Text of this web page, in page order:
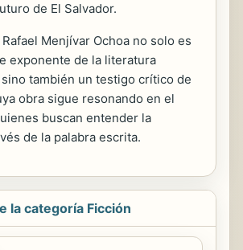
de El Salvador.
Menjívar Ochoa no solo es
exponente de la literatura
también un testigo crítico de
obra sigue resonando en el
buscan entender la
de la palabra escrita.
la categoría Ficción